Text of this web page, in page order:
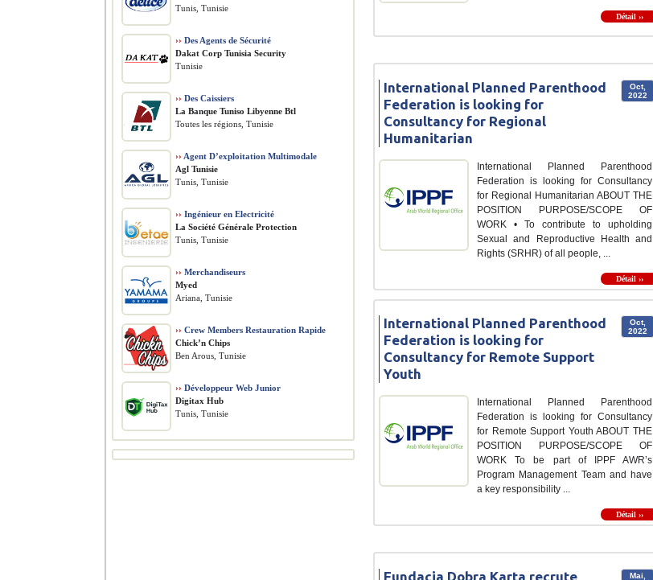
Détail ››
Oct,
2022
International Planned Parenthood
Federation is looking for
Consultancy for Regional
Humanitarian
International Planned Parenthood
Federation is looking for Consultancy
for Regional Humanitarian ABOUT THE
POSITION PURPOSE/SCOPE OF
WORK • To contribute to upholding
Sexual and Reproductive Health and
Rights (SRHR) of all people, ...
Détail ››
Oct,
2022
International Planned Parenthood
Federation is looking for
Consultancy for Remote Support
Youth
International Planned Parenthood
Federation is looking for Consultancy
for Remote Support Youth ABOUT THE
POSITION PURPOSE/SCOPE OF
WORK To be part of IPPF AWR’s
Program Management Team and have
a key responsibility ...
Détail ››
Mai,
Fundacja Dobra Karta recrute
Tunis, Tunisie
›› Des Agents de Sécurité
Dakat Corp Tunisia Security
Tunisie
›› Des Caissiers
La Banque Tuniso Libyenne Btl
Toutes les régions, Tunisie
›› Agent D’exploitation Multimodale
Agl Tunisie
Tunis, Tunisie
›› Ingénieur en Electricité
La Société Générale Protection
Tunis, Tunisie
›› Merchandiseurs
Myed
Ariana, Tunisie
›› Crew Members Restauration Rapide
Chick’n Chips
Ben Arous, Tunisie
›› Développeur Web Junior
Digitax Hub
Tunis, Tunisie